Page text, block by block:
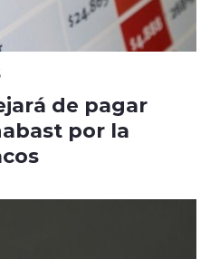
de pagar
por la